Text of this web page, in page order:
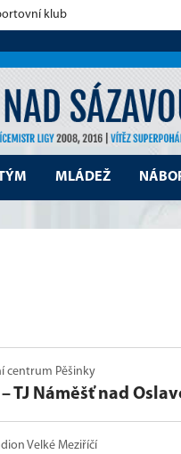
klub
MLÁDEŽ
centrum Pěšinky
–TJ Náměšť nad
Velké Meziříčí